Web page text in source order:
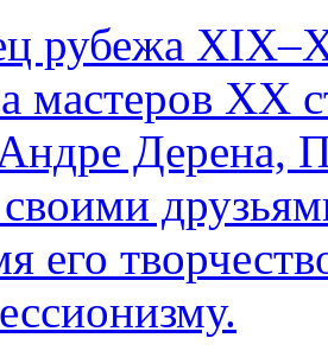
рубежа
мастеров ХХ
Дерена,
его